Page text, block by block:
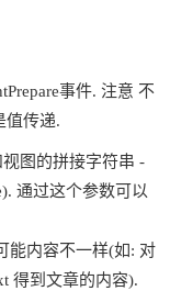
事件. 注意 不
值传递.
图的拼接字符串 -
通过这个参数可以
能内容不一样(如: 对
得到文章的内容).